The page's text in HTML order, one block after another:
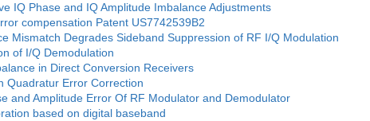
IQ Phase and IQ Amplitude Imbalance Adjustments
compensation Patent US7742539B2
Mismatch Degrades Sideband Suppression of RF I/Q Modulation
of I/Q Demodulation
in Direct Conversion Receivers
Quadratur Error Correction
and Amplitude Error Of RF Modulator and Demodulator
based on digital baseband